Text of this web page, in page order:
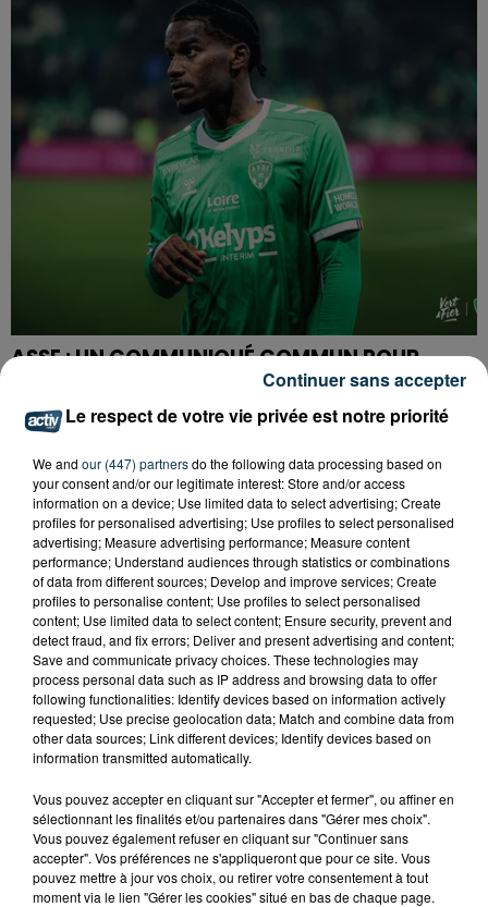
ASSE : UN COMMUNIQUÉ COMMUN POUR
DEMANDER LE DÉPART DE PIERRE EKWAH
ARRÊTÉ POUR LES ACTIVITÉS DE...
Le respect de votre vie privée est notre priorité
We and our (447) partnersdo the following data processing based on
your consent and/or our legitimate interest: Store and/or access
information on a device; Use limited data to select advertising; Create
profiles for personalised advertising; Use profiles to select personalised
advertising; Measure advertising performance; Measure content
performance; Understand audiences through statistics or combinations
of data from different sources; Develop and improve services; Create
profiles to personalise content; Use profiles to select personalised
content; Use limited data to select content; Ensure security, prevent and
detect fraud, and fix errors; Deliver and present advertising and content;
Save and communicate privacy choices. These technologies may
process personal data such as IP address and browsing data to offer
following functionalities: Identify devices based on information actively
requested; Use precise geolocation data; Match and combine data from
other data sources; Link different devices; Identify devices based on
information transmitted automatically.
Vous pouvez accepter en cliquant sur "Accepter et fermer", ou affiner en
sélectionnant les finalités et/ou partenaires dans "Gérer mes choix".
Vous pouvez également refuser en cliquant sur "Continuer sans
accepter". Vos préférences ne s'appliqueront que pour ce site. Vous
pouvez mettre à jour vos choix, ou retirer votre consentement à tout
moment via le lien "Gérer les cookies" situé en bas de chaque page.
Continuer sans accepter